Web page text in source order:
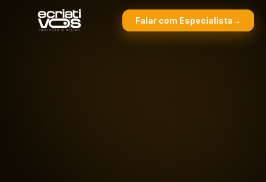
Falar com Especialista→